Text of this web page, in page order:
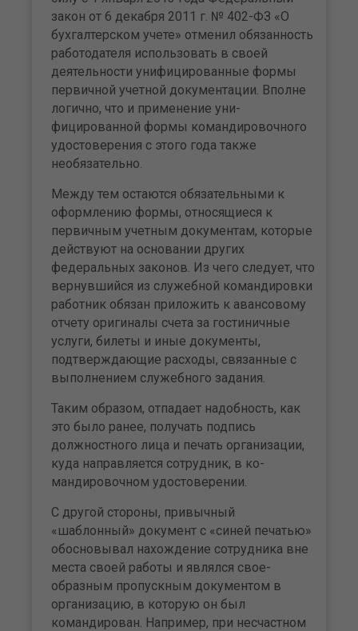
закон от 6 декабря 2011 г. № 402-ФЗ «О
бухгалтер­ском учете» отменил обязан­ность
работодателя использовать в своей
деятельности унифици­рованные формы
первичной учетной документации. Вполне
логично, что и применение уни­
фицированной формы команди­ровочного
удостоверения с этого года также
необязательно.
Между тем остаются обяза­тельными к
оформлению фор­мы, относящиеся к
первичным учетным документам, которые
действуют на основании других
федеральных законов. Из чего следует, что
вернувшийся из слу­жебной командировки
работник обязан приложить к авансовому
отчету оригиналы счета за гос­тиничные
услуги, билеты и иные документы,
подтверждающие расходы, связанные с
выполне­нием служебного задания.
Таким образом, отпадает на­добность, как
это было ранее, по­лучать подпись
должностного лица и печать организации,
куда направляется сотрудник, в ко­
мандировочном удостоверении.
С другой стороны, привыч­ный
«шаблонный» документ с «синей печатью»
обосновывал нахождение сотрудника вне
мес­та своей работы и являлся свое­
образным пропускным докумен­том в
организацию, в которую он был
командирован. Например, при несчастном